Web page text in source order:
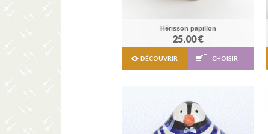
Hérisson papillon
25.00 €
DÉCOUVRIR CHOISIR